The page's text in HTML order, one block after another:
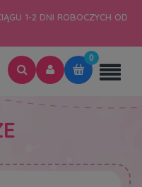
1-2 DNI ROBOCZYCH OD